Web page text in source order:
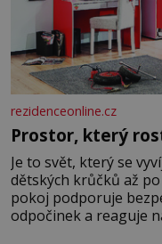
rezidenceonline.cz
Prostor, který
Je to svět, který se
dětských krůčků až
pokoj podporuje
odpočinek a reaguje